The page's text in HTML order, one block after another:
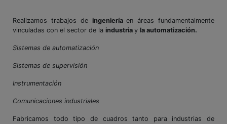
Realizamos trabajos de ingenieríaen áreas fundamentalmente
vinculadas con el sector de la industria y la automatización.
Sistemas de automatización
Sistemas de supervisión
Instrumentación
Comunicaciones industriales
Fabricamos todo tipo de cuadros tanto para industrias de